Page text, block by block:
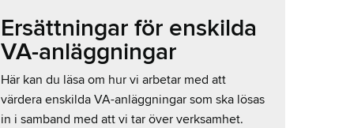
Ersättningar för enskilda
VA-anläggningar
Här kan du läsa om hur vi arbetar med att
värdera enskilda VA-anläggningar som ska lösas
in i samband med att vi tar över verksamhet.